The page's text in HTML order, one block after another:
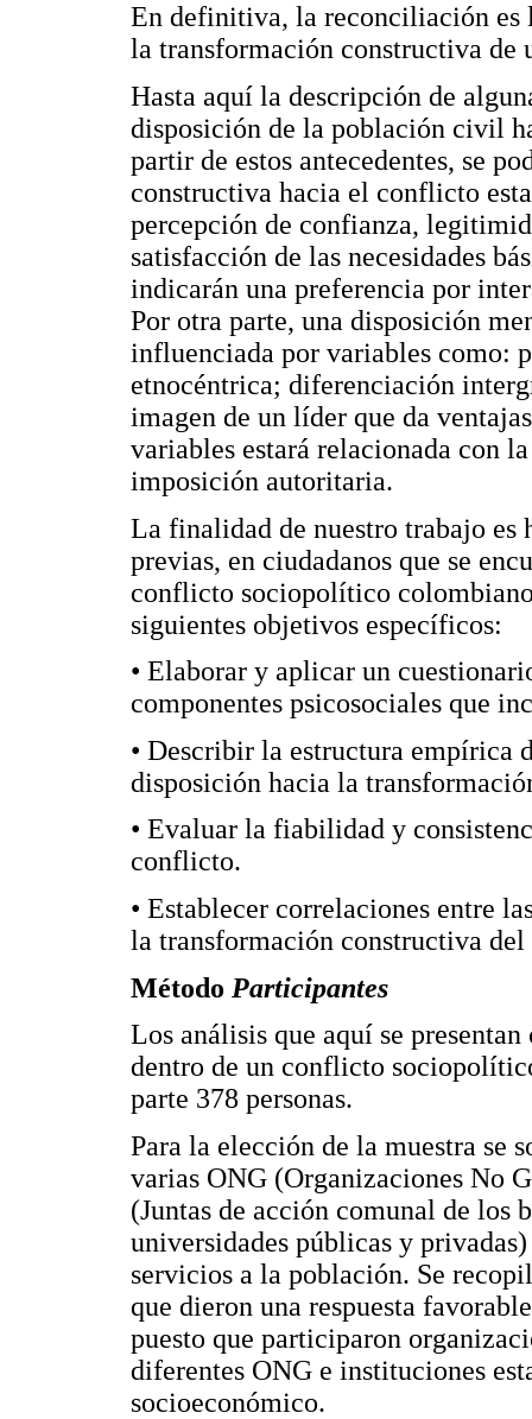
En definitiva, la reconciliación
la transformación constructiva de
Hasta aquí la descripción de
disposición de la población civil
partir de estos antecedentes, se
constructiva hacia el conflicto
percepción de confianza,
satisfacción de las necesidades
indicarán una preferencia por
Por otra parte, una disposición
influenciada por variables como:
etnocéntrica; diferenciación
imagen de un líder que da
variables estará relacionada con
imposición autoritaria.
La finalidad de nuestro trabajo es
previas, en ciudadanos que se
conflicto sociopolítico
siguientes objetivos específicos:
• Elaborar y aplicar un
componentes psicosociales que
• Describir la estructura empírica
disposición hacia la
• Evaluar la fiabilidad y
conflicto.
• Establecer correlaciones entre
la transformación constructiva
Método Participantes
Los análisis que aquí se
dentro de un conflicto
parte 378 personas.
Para la elección de la muestra se
varias ONG (Organizaciones No
(Juntas de acción comunal de los
universidades públicas y
servicios a la población. Se
que dieron una respuesta
puesto que participaron
diferentes ONG e instituciones
socioeconómico.